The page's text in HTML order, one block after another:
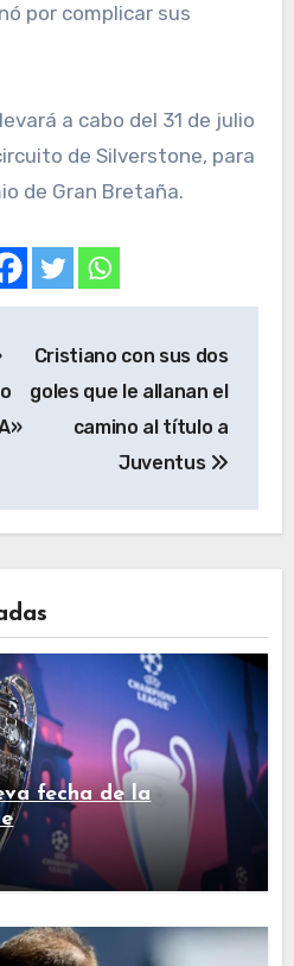
por complicar sus
a cabo del 31 de julio
de Silverstone, para
de Gran Bretaña.
Cristiano con sus dos
goles que le allanan el
camino al título a
Juventus
fecha de la